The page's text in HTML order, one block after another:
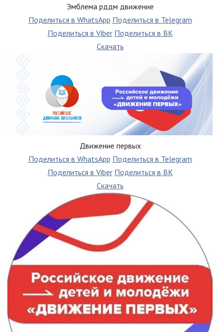
Эмблема рддм движение
Поделиться в WhatsApp Поделиться в Telegram
Поделиться в Viber Поделиться в ВК
Скачать
Движение первых
Поделиться в WhatsApp Поделиться в Telegram
Поделиться в Viber Поделиться в ВК
Скачать